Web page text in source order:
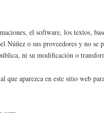
el software, los textos,
Núñez o sus proveedores y no
ni su modificación o
aparezca en este sitio web